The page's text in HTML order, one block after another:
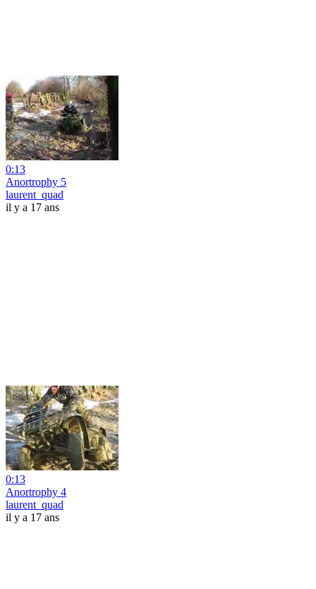
0:13
Anortrophy 5
laurent_quad
il y a 17 ans
0:13
Anortrophy 4
laurent_quad
il y a 17 ans